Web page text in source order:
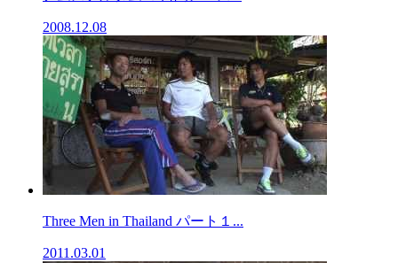
2008.12.08
Three Men in Thailand パート１...
2011.03.01